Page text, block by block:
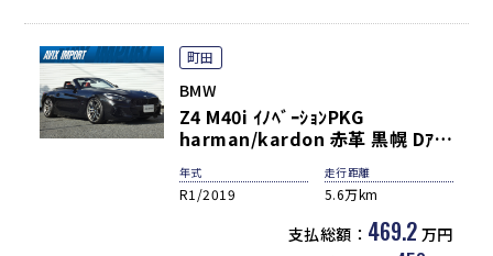
町田
BMW
Z4 M40i ｲﾉﾍﾞｰｼｮﾝPKG
harman/kardon 赤革 黒幌 Dｱｼ
ｲﾔﾚｽC ﾅﾋﾞ Bｶﾒ M付ﾊﾟﾜｰｼｰﾄ&ｼｰﾄ
ﾋｰﾀｰ ｺﾝﾌｧｰﾄA ｱﾀﾞﾌﾟﾃｨﾌﾞLEDﾗｲﾄ
電動OP ﾊｲｸﾞﾛｽ･ｼｬﾄﾞｰ･ﾗｲﾝ･ﾌﾟﾗｽ
専用ｴｸｽﾃﾘｱ 19AW 禁煙 弊社買取
年式
R1/2019
走行距離
5.6万km
支払総額： 469.2 万円